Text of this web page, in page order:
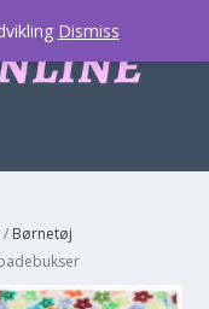
/ Børnetøj
Dismiss